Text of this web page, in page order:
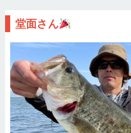
堂面さん